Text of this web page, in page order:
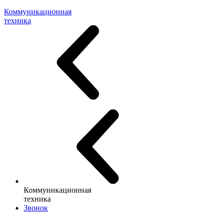
Коммуникационная
техника
Коммуникационная
техника
Звонок